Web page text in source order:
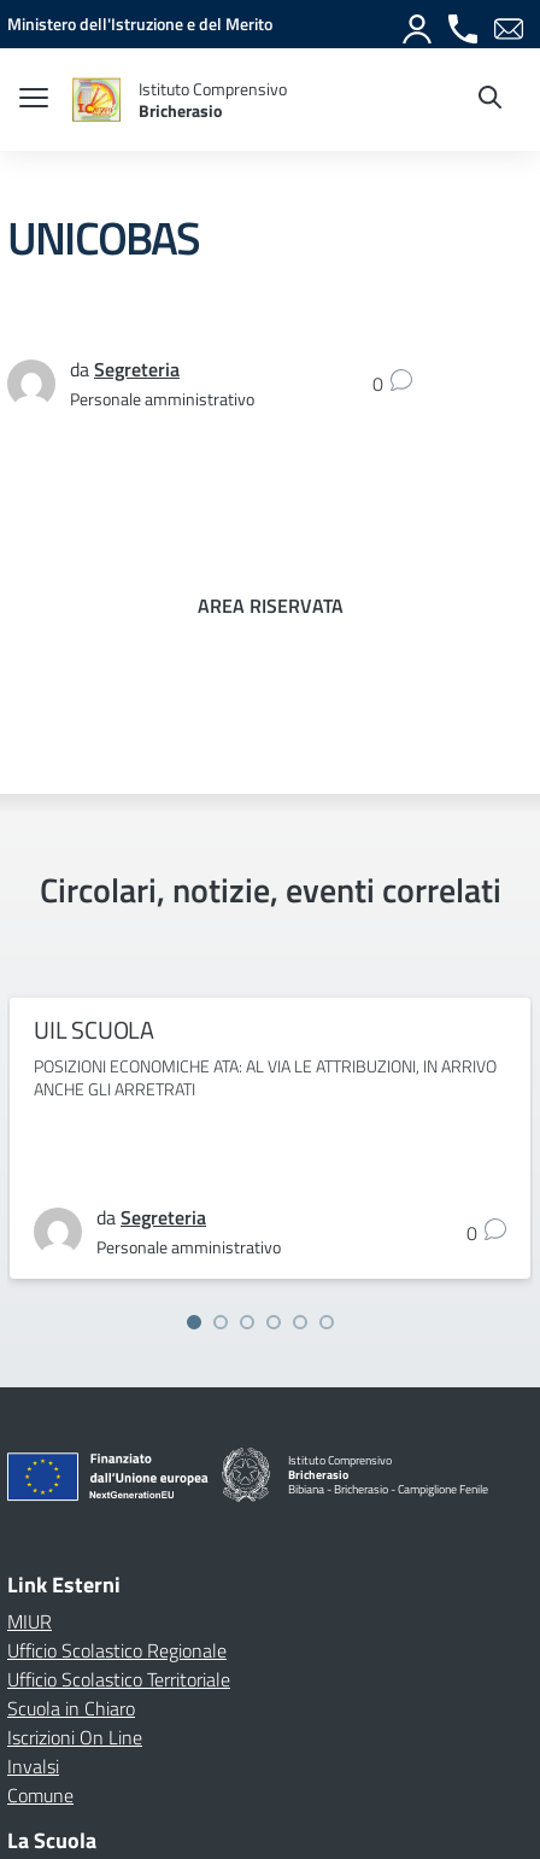
Vai ai contenuti
Vai al menu di navigazione
Vai al footer
Ministero dell'Istruzione e del Merito
Istituto Comprensivo
Bricherasio
UNICOBAS
daSegreteria
Personale amministrativo 0
AREA RISERVATA
Circolari, notizie, eventi correlati
UIL SCUOLA
POSIZIONI ECONOMICHE ATA: AL VIA LE ATTRIBUZIONI, IN ARRIVO
ANCHE GLI ARRETRATI
daSegreteria
Personale amministrativo 0
Istituto Comprensivo
Bricherasio
Bibiana - Bricherasio - Campiglione Fenile
Link Esterni
MIUR
Ufficio Scolastico Regionale
Ufficio Scolastico Territoriale
Scuola in Chiaro
Iscrizioni On Line
Invalsi
Comune
La Scuola